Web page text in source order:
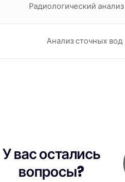
Радиологический
Анализ сточных
У вас остались
вопросы?